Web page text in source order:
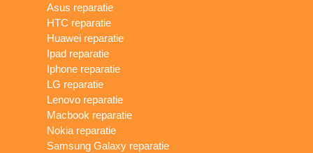
Asus reparatie
HTC reparatie
Huawei reparatie
Ipad reparatie
Iphone reparatie
LG reparatie
Lenovo reparatie
Macbook reparatie
Nokia reparatie
Samsung Galaxy reparatie